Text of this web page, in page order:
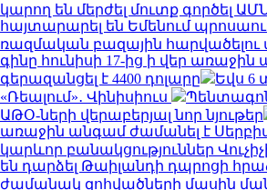
կարող են մերժել մուտք գործել
հայտարարել են Եմենում
ռազմական բազային հարվածելու
գինը հունիսի 17-ից ի վեր
գերազանցել է 4400 դոլարը
Եվս 6
«Ռեալում»․ Վինիսիուս
ԱԹՕ-ների վերաբերյալ նոր նյութեր
առաջին անգամ ժամանել է
կարևոր բանակցություններ
են դարձել Թաիլանդի դպրոցի
ժամանակ զոհվածների մասին